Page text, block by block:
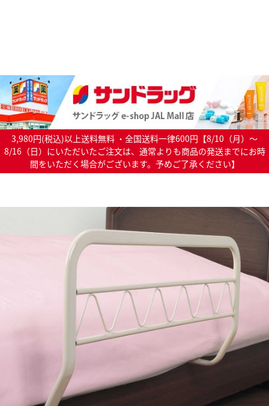
3,980円(税込)以上送料無料 ・全国送料一律600円【8/10（月）～
8/16（日）にいただいたご注文は、通常よりも商品の発送までにお時
間をいただく場合がございます。予めご了承ください】